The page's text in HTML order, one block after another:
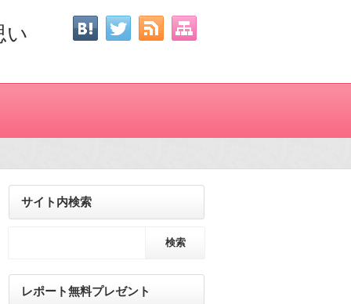
い
サイト内検索
レポート無料プレゼント